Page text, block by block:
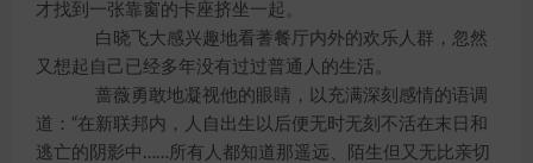
才找到一张靠窗的卡座挤坐一起。
白晓飞大感兴趣地看蓍餐厅内外的欢乐人群，忽然
又想起自己已经多年没有过过普通人的生活。
蔷薇勇敢地凝视他的眼睛，以充满深刻感情的语调
道：“在新联邦内，人自出生以后便无时无刻不活在末日和
逃亡的阴影中……所有人都知道那遥远、陌生但又无比亲切